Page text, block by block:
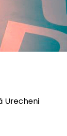
Urecheni